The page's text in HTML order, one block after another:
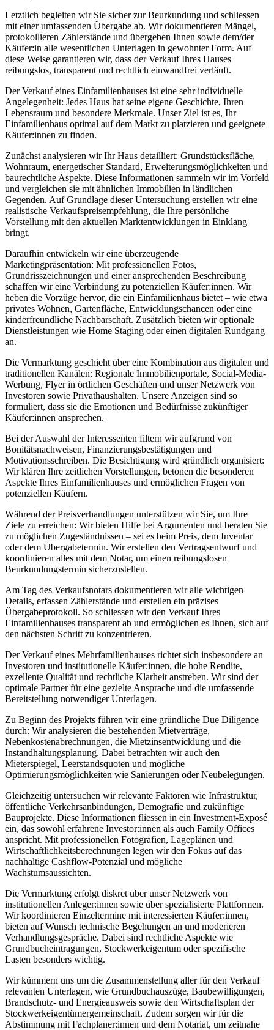
Letztlich begleiten wir Sie sicher zur Beurkundung und schliessen
mit einer umfassenden Übergabe ab. Wir dokumentieren Mängel,
protokollieren Zählerstände und übergeben Ihnen sowie dem/der
Käufer:in alle wesentlichen Unterlagen in gewohnter Form. Auf
diese Weise garantieren wir, dass der Verkauf Ihres Hauses
reibungslos, transparent und rechtlich einwandfrei verläuft.
Der Verkauf eines Einfamilienhauses ist eine sehr individuelle
Angelegenheit: Jedes Haus hat seine eigene Geschichte, Ihren
Lebensraum und besondere Merkmale. Unser Ziel ist es, Ihr
Einfamilienhaus optimal auf dem Markt zu platzieren und geeignete
Käufer:innen zu finden.
Zunächst analysieren wir Ihr Haus detailliert: Grundstücksfläche,
Wohnraum, energetischer Standard, Erweiterungsmöglichkeiten und
baurechtliche Aspekte. Diese Informationen sammeln wir im Vorfeld
und vergleichen sie mit ähnlichen Immobilien in ländlichen
Gegenden. Auf Grundlage dieser Untersuchung erstellen wir eine
realistische Verkaufspreisempfehlung, die Ihre persönliche
Vorstellung mit den aktuellen Marktentwicklungen in Einklang
bringt.
Daraufhin entwickeln wir eine überzeugende
Marketingpräsentation: Mit professionellen Fotos,
Grundrisszeichnungen und einer ansprechenden Beschreibung
schaffen wir eine Verbindung zu potenziellen Käufer:innen. Wir
heben die Vorzüge hervor, die ein Einfamilienhaus bietet – wie etwa
privates Wohnen, Gartenfläche, Entwicklungschancen oder eine
kinderfreundliche Nachbarschaft. Zusätzlich bieten wir optionale
Dienstleistungen wie Home Staging oder einen digitalen Rundgang
an.
Die Vermarktung geschieht über eine Kombination aus digitalen und
traditionellen Kanälen: Regionale Immobilienportale, Social-Media-
Werbung, Flyer in örtlichen Geschäften und unser Netzwerk von
Investoren sowie Privathaushalten. Unsere Anzeigen sind so
formuliert, dass sie die Emotionen und Bedürfnisse zukünftiger
Käufer:innen ansprechen.
Bei der Auswahl der Interessenten filtern wir aufgrund von
Bonitätsnachweisen, Finanzierungsbestätigungen und
Motivationsschreiben. Die Besichtigung wird gründlich organisiert:
Wir klären Ihre zeitlichen Vorstellungen, betonen die besonderen
Aspekte Ihres Einfamilienhauses und ermöglichen Fragen von
potenziellen Käufern.
Während der Preisverhandlungen unterstützen wir Sie, um Ihre
Ziele zu erreichen: Wir bieten Hilfe bei Argumenten und beraten Sie
zu möglichen Zugeständnissen – sei es beim Preis, dem Inventar
oder dem Übergabetermin. Wir erstellen den Vertragsentwurf und
koordinieren alles mit dem Notar, um einen reibungslosen
Beurkundungstermin sicherzustellen.
Am Tag des Verkaufsnotars dokumentieren wir alle wichtigen
Details, erfassen Zählerstände und erstellen ein präzises
Übergabeprotokoll. So schliessen wir den Verkauf Ihres
Einfamilienhauses transparent ab und ermöglichen es Ihnen, sich auf
den nächsten Schritt zu konzentrieren.
Der Verkauf eines Mehrfamilienhauses richtet sich insbesondere an
Investoren und institutionelle Käufer:innen, die hohe Rendite,
exzellente Qualität und rechtliche Klarheit anstreben. Wir sind der
optimale Partner für eine gezielte Ansprache und die umfassende
Bereitstellung notwendiger Unterlagen.
Zu Beginn des Projekts führen wir eine gründliche Due Diligence
durch: Wir analysieren die bestehenden Mietverträge,
Nebenkostenabrechnungen, die Mietzinsentwicklung und die
Instandhaltungsplanung. Dabei betrachten wir auch den
Mieterspiegel, Leerstandsquoten und mögliche
Optimierungsmöglichkeiten wie Sanierungen oder Neubelegungen.
Gleichzeitig untersuchen wir relevante Faktoren wie Infrastruktur,
öffentliche Verkehrsanbindungen, Demografie und zukünftige
Bauprojekte. Diese Informationen fliessen in ein Investment-Exposé
ein, das sowohl erfahrene Investor:innen als auch Family Offices
anspricht. Mit professionellen Fotografien, Lageplänen und
Wirtschaftlichkeitsberechnungen legen wir den Fokus auf das
nachhaltige Cashflow-Potenzial und mögliche
Wachstumsaussichten.
Die Vermarktung erfolgt diskret über unser Netzwerk von
institutionellen Anleger:innen sowie über spezialisierte Plattformen.
Wir koordinieren Einzeltermine mit interessierten Käufer:innen,
bieten auf Wunsch technische Begehungen an und moderieren
Verhandlungsgespräche. Dabei sind rechtliche Aspekte wie
Grundbucheintragungen, Stockwerkeigentum oder spezifische
Lasten besonders wichtig.
Wir kümmern uns um die Zusammenstellung aller für den Verkauf
relevanten Unterlagen, wie Grundbuchauszüge, Baubewilligungen,
Brandschutz- und Energieausweis sowie den Wirtschaftsplan der
Stockwerkeigentümergemeinschaft. Zudem sorgen wir für die
Abstimmung mit Fachplaner:innen und dem Notariat, um zeitnahe